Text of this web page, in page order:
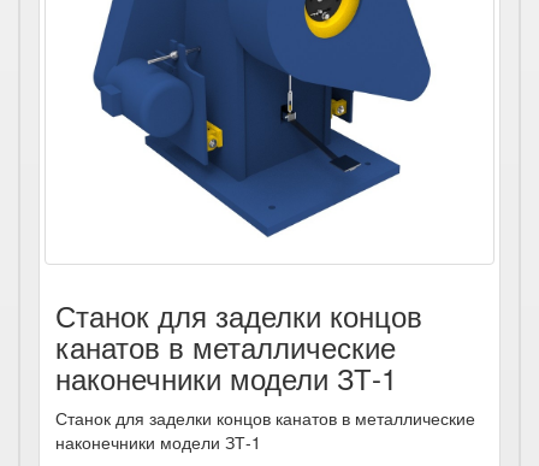
Станок для заделки концов
канатов в металлические
наконечники модели ЗТ-1
Станок для заделки концов канатов в металлические
наконечники модели ЗТ-1